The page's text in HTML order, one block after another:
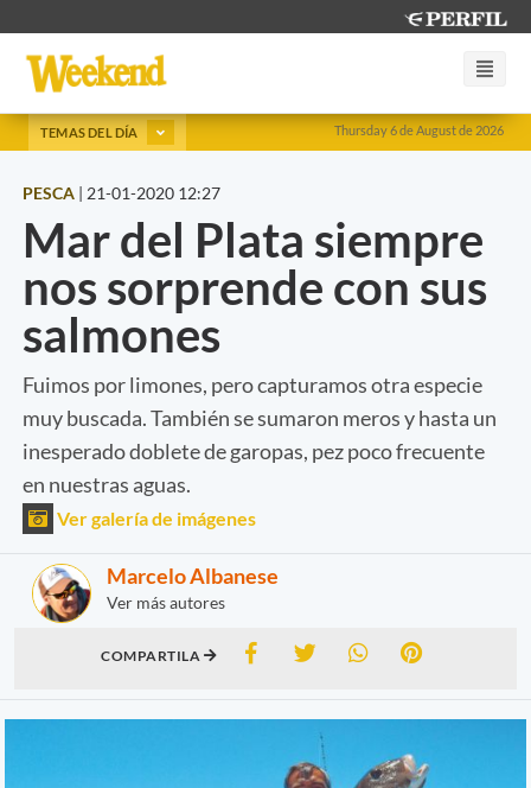
Thursday 6 de August de 2026
TEMAS DEL DÍA
PESCA | 21-01-2020 12:27
Mar del Plata siempre
nos sorprende con sus
salmones
Fuimos por limones, pero capturamos otra especie
muy buscada. También se sumaron meros y hasta un
inesperado doblete de garopas, pez poco frecuente
en nuestras aguas.
Ver galería de imágenes
Marcelo Albanese
Ver más autores
COMPARTILA